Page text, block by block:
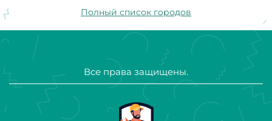
Полный список городов
Все права защищены.